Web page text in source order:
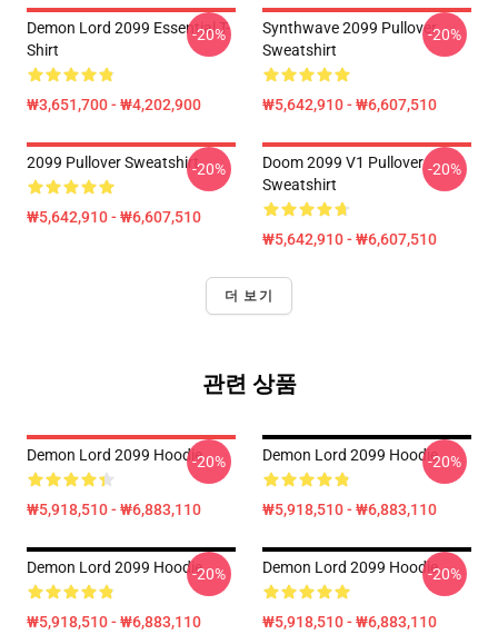
Demon Lord 2099 Essential T-
Shirt
₩3,651,700 - ₩4,202,900
-20%
Synthwave 2099 Pullover
Sweatshirt
₩5,642,910 - ₩6,607,510
-20%
2099 Pullover Sweatshirt
₩5,642,910 - ₩6,607,510
-20%
Doom 2099 V1 Pullover
Sweatshirt
₩5,642,910 - ₩6,607,510
-20%
더 보기
관련 상품
Demon Lord 2099 Hoodie
₩5,918,510 - ₩6,883,110
-20% Demon Lord 2099 Hoodie
₩5,918,510 - ₩6,883,110
-20%
Demon Lord 2099 Hoodie
₩5,918,510 - ₩6,883,110
-20% Demon Lord 2099 Hoodie
₩5,918,510 - ₩6,883,110
-20%